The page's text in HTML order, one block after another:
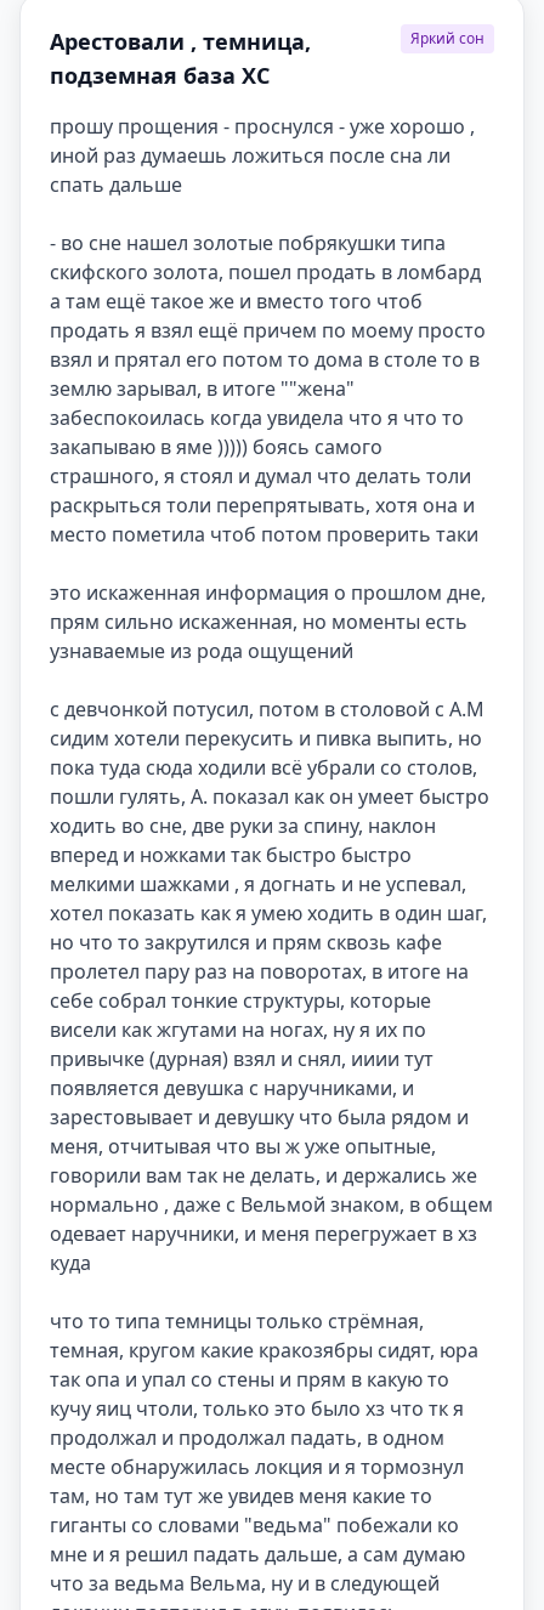
Арестовали , темница,
подземная база ХС
Яркий сон
прошу прощения - проснулся - уже хорошо ,
иной раз думаешь ложиться после сна ли
спать дальше
- во сне нашел золотые побрякушки типа
скифского золота, пошел продать в ломбард
а там ещё такое же и вместо того чтоб
продать я взял ещё причем по моему просто
взял и прятал его потом то дома в столе то в
землю зарывал, в итоге ""жена"
забеспокоилась когда увидела что я что то
закапываю в яме ))))) боясь самого
страшного, я стоял и думал что делать толи
раскрыться толи перепрятывать, хотя она и
место пометила чтоб потом проверить таки
это искаженная информация о прошлом дне,
прям сильно искаженная, но моменты есть
узнаваемые из рода ощущений
с девчонкой потусил, потом в столовой с А.М
сидим хотели перекусить и пивка выпить, но
пока туда сюда ходили всё убрали со столов,
пошли гулять, А. показал как он умеет быстро
ходить во сне, две руки за спину, наклон
вперед и ножками так быстро быстро
мелкими шажками , я догнать и не успевал,
хотел показать как я умею ходить в один шаг,
но что то закрутился и прям сквозь кафе
пролетел пару раз на поворотах, в итоге на
себе собрал тонкие структуры, которые
висели как жгутами на ногах, ну я их по
привычке (дурная) взял и снял, ииии тут
появляется девушка с наручниками, и
зарестовывает и девушку что была рядом и
меня, отчитывая что вы ж уже опытные,
говорили вам так не делать, и держались же
нормально , даже с Вельмой знаком, в общем
одевает наручники, и меня перегружает в хз
куда
что то типа темницы только стрёмная,
темная, кругом какие кракозябры сидят, юра
так опа и упал со стены и прям в какую то
кучу яиц чтоли, только это было хз что тк я
продолжал и продолжал падать, в одном
месте обнаружилась локция и я тормознул
там, но там тут же увидев меня какие то
гиганты со словами "ведьма" побежали ко
мне и я решил падать дальше, а сам думаю
что за ведьма Вельма, ну и в следующей